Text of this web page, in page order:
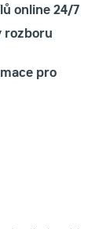
online 24/7
rozboru
pro